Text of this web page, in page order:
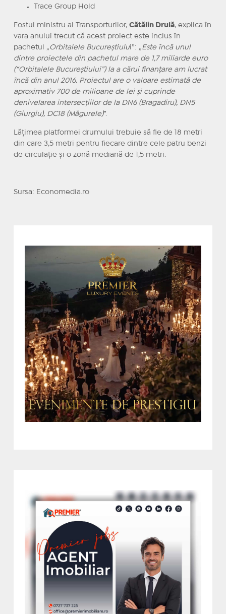
Trace Group Hold
Fostul ministru al Transporturilor, Cătălin Drulă, explica în
vara anului trecut că acest proiect este inclus în
pachetul „Orbitalele Bucureştiului”: „Este încă unul
dintre proiectele din pachetul mare de 1,7 miliarde euro
(“Orbitalele Bucureștiului”) la a cărui finanțare am lucrat
încă din anul 2016. Proiectul are o valoare estimată de
aproximativ 700 de milioane de lei și cuprinde
denivelarea intersecțiilor de la DN6 (Bragadiru), DN5
(Giurgiu), DC18 (Măgurele)”.
Lăţimea platformei drumului trebuie să fie de 18 metri
din care 3,5 metri pentru fiecare dintre cele patru benzi
de circulaţie şi o zonă mediană de 1,5 metri.
Sursa: Economedia.ro